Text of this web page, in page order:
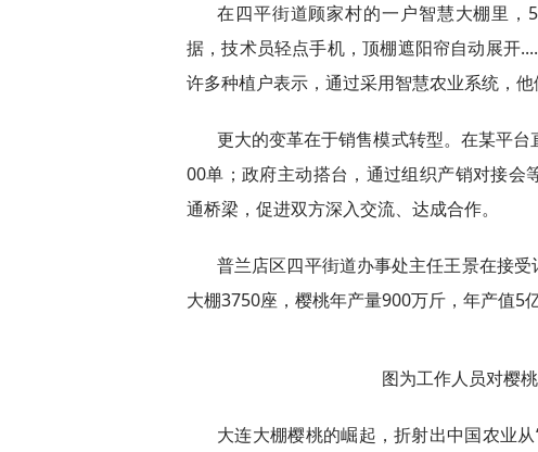
在四平街道顾家村的一户智慧大棚里
据，技术员轻点手机，顶棚遮阳帘自动展开
许多种植户表示，通过采用智慧农业系统，
更大的变革在于销售模式转型。在某平
00单；政府主动搭台，通过组织产销对接会
通桥梁，促进双方深入交流、达成合作。
普兰店区四平街道办事处主任王景在接
大棚3750座，樱桃年产量900万斤，年产值5亿
图为工作人员对樱
大连大棚樱桃的崛起，折射出中国农业